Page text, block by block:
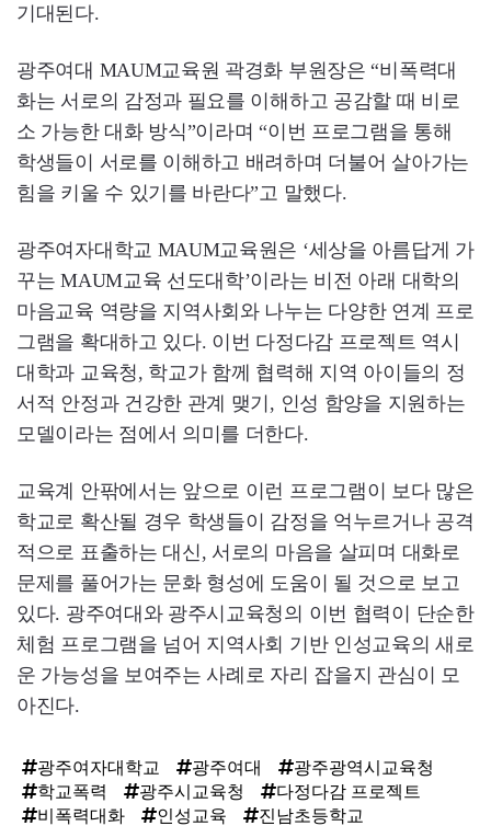
기대된다.
광주여대 MAUM교육원 곽경화 부원장은 “비폭력대
화는 서로의 감정과 필요를 이해하고 공감할 때 비로
소 가능한 대화 방식”이라며 “이번 프로그램을 통해
학생들이 서로를 이해하고 배려하며 더불어 살아가는
힘을 키울 수 있기를 바란다”고 말했다.
광주여자대학교 MAUM교육원은 ‘세상을 아름답게 가
꾸는 MAUM교육 선도대학’이라는 비전 아래 대학의
마음교육 역량을 지역사회와 나누는 다양한 연계 프로
그램을 확대하고 있다. 이번 다정다감 프로젝트 역시
대학과 교육청, 학교가 함께 협력해 지역 아이들의 정
서적 안정과 건강한 관계 맺기, 인성 함양을 지원하는
모델이라는 점에서 의미를 더한다.
교육계 안팎에서는 앞으로 이런 프로그램이 보다 많은
학교로 확산될 경우 학생들이 감정을 억누르거나 공격
적으로 표출하는 대신, 서로의 마음을 살피며 대화로
문제를 풀어가는 문화 형성에 도움이 될 것으로 보고
있다. 광주여대와 광주시교육청의 이번 협력이 단순한
체험 프로그램을 넘어 지역사회 기반 인성교육의 새로
운 가능성을 보여주는 사례로 자리 잡을지 관심이 모
아진다.
광주여자대학교 광주여대
광주광역시교육청
학교폭력
광주시교육청
다정다감 프로젝트
비폭력대화
인성교육
진남초등학교